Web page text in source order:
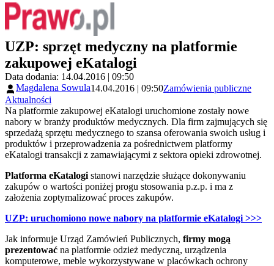
UZP: sprzęt medyczny na platformie
zakupowej eKatalogi
Data dodania: 14.04.2016 | 09:50
Magdalena Sowula14.04.2016 | 09:50Zamówienia publiczne
Aktualności
Na platformie zakupowej eKatalogi uruchomione zostały nowe
nabory w branży produktów medycznych. Dla firm zajmujących się
sprzedażą sprzętu medycznego to szansa oferowania swoich usług i
produktów i przeprowadzenia za pośrednictwem platformy
eKatalogi transakcji z zamawiającymi z sektora opieki zdrowotnej.
Platforma eKatalogi stanowi narzędzie służące dokonywaniu
zakupów o wartości poniżej progu stosowania p.z.p. i ma z
założenia zoptymalizować proces zakupów.
UZP: uruchomiono nowe nabory na platformie eKatalogi >>>
Jak informuje Urząd Zamówień Publicznych, firmy mogą
prezentować na platformie odzież medyczną, urządzenia
komputerowe, meble wykorzystywane w placówkach ochrony